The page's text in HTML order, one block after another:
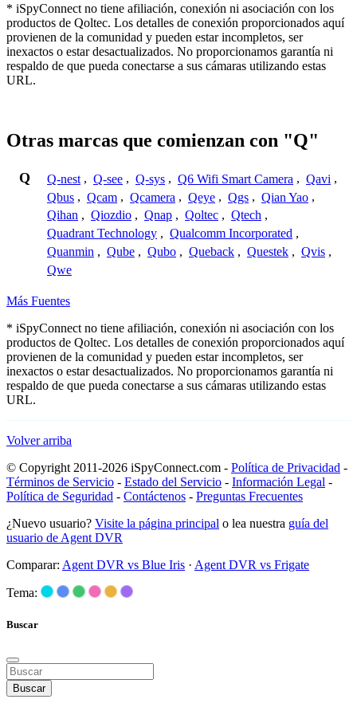
* iSpyConnect no tiene afiliación, conexión ni asociación con los
productos de Qoltec. Los detalles de conexión proporcionados aquí
provienen de la comunidad y pueden estar incompletos, ser
inexactos o estar desactualizados. No proporcionamos garantía ni
respaldo de que pueda conectarse a sus cámaras utilizando estas
URL.
Otras marcas que comienzan con "Q"
Q Q-nest , Q-see , Q-sys , Q6 Wifi Smart Camera , Qavi ,
Qbus , Qcam , Qcamera , Qeye , Qgs , Qian Yao ,
Qihan , Qiozdio , Qnap , Qoltec , Qtech ,
Quadrant Technology , Qualcomm Incorporated ,
Quanmin , Qube , Qubo , Queback , Questek , Qvis ,
Qwe
Más Fuentes
* iSpyConnect no tiene afiliación, conexión ni asociación con los
productos de Qoltec. Los detalles de conexión proporcionados aquí
provienen de la comunidad y pueden estar incompletos, ser
inexactos o estar desactualizados. No proporcionamos garantía ni
respaldo de que pueda conectarse a sus cámaras utilizando estas
URL.
Volver arriba
© Copyright 2011-2026 iSpyConnect.com - Política de Privacidad -
Términos de Servicio - Estado del Servicio - Información Legal -
Política de Seguridad - Contáctenos - Preguntas Frecuentes
¿Nuevo usuario? Visite la página principal o lea nuestra guía del
usuario de Agent DVR
Comparar: Agent DVR vs Blue Iris · Agent DVR vs Frigate
Tema:
Buscar
Buscar